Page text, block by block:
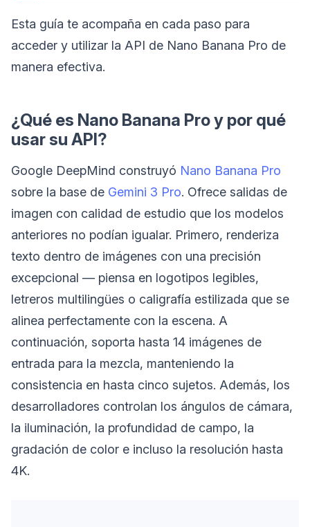
Esta guía te acompaña en cada paso para
acceder y utilizar la API de Nano Banana Pro de
manera efectiva.
¿Qué es Nano Banana Pro y por qué
usar su API?
Google DeepMind construyó Nano Banana Pro
sobre la base de Gemini 3 Pro. Ofrece salidas de
imagen con calidad de estudio que los modelos
anteriores no podían igualar. Primero, renderiza
texto dentro de imágenes con una precisión
excepcional — piensa en logotipos legibles,
letreros multilingües o caligrafía estilizada que se
alinea perfectamente con la escena. A
continuación, soporta hasta 14 imágenes de
entrada para la mezcla, manteniendo la
consistencia en hasta cinco sujetos. Además, los
desarrolladores controlan los ángulos de cámara,
la iluminación, la profundidad de campo, la
gradación de color e incluso la resolución hasta
4K.